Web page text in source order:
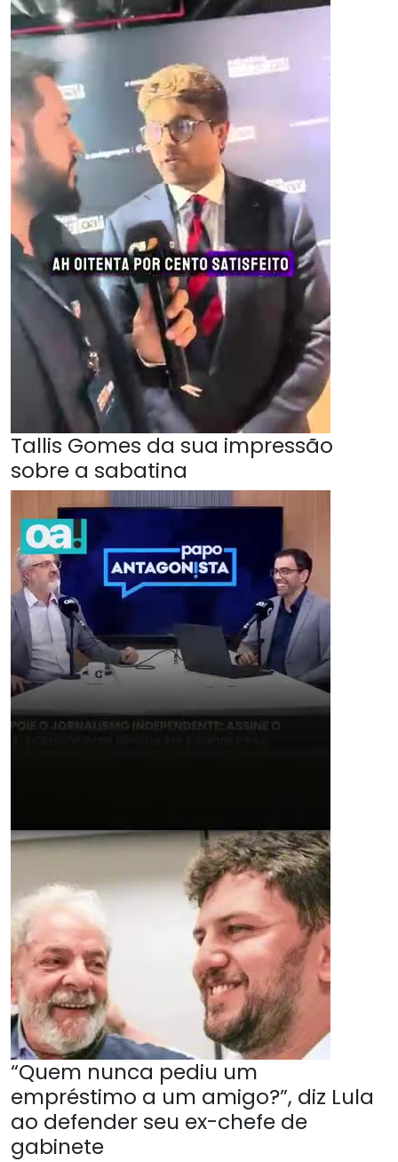
Tallis Gomes da sua impressão
sobre a sabatina
“Quem nunca pediu um
empréstimo a um amigo?”, diz Lula
ao defender seu ex-chefe de
gabinete